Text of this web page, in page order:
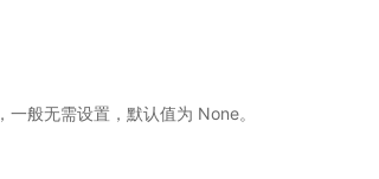
，一般无需设置，默认值为 None。